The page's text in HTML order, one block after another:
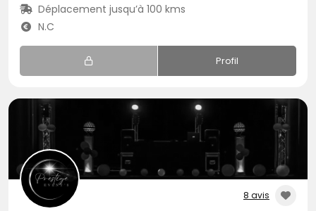
Déplacement jusqu’à 100 kms
N.C
Profil
8 avis